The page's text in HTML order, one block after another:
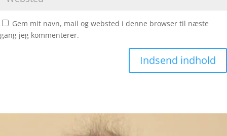
Gem mit navn, mail og websted i denne browser til næste
gang jeg kommenterer.
Indsend indhold